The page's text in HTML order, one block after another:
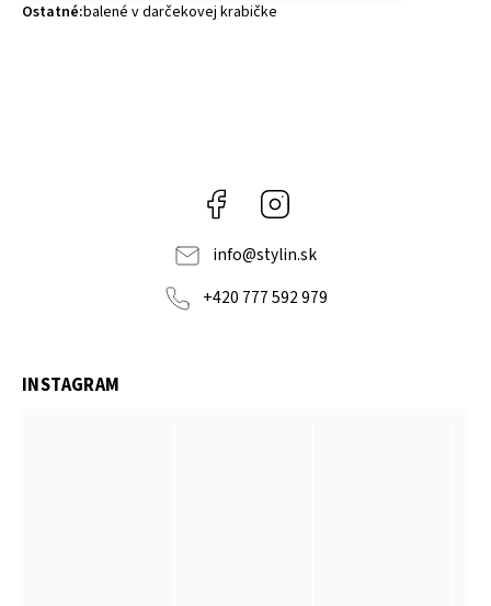
Ostatné:balené v darčekovej krabičke
Facebook
info@stylin.sk
+420 777 592 979
INSTAGRAM